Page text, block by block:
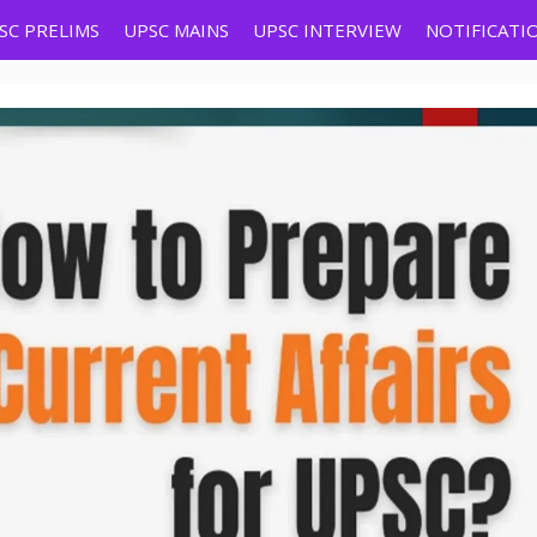
PRELIMS UPSC MAINS UPSC INTERVIEW